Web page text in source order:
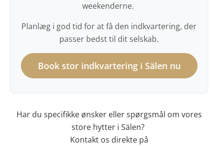
weekenderne.
Planlæg i god tid for at få den indkvartering, der
passer bedst til dit selskab.
Book stor indkvartering i Sälen nu
Har du specifikke ønsker eller spørgsmål om vores
store hytter i Sälen?
Kontakt os direkte på